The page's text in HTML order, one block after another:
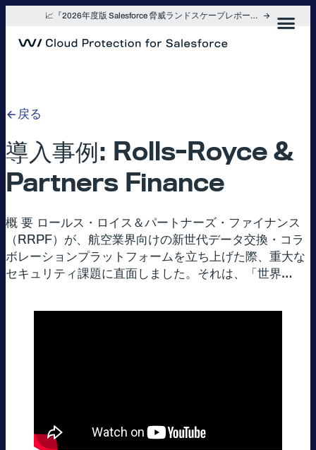
📈『2026年度版 Salesforce 脅威ランドスケープレポート』を入手
戻る
導入事例: Rolls-Royce &
Partners Finance
概 要 ロールス・ロイス＆パートナーズ・ファイナンス
（RRPF）が、航空業界向けの新世代データ交換・コラ
ボレーションプラットフォームを立ち上げた際、重大な
セキュリティ課題に直面しました。それは、「世界…